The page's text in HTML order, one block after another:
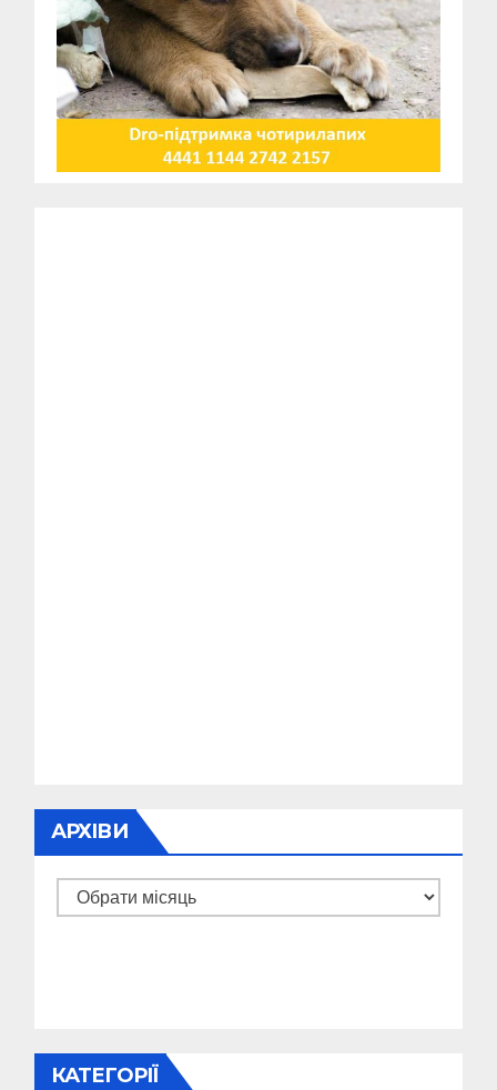
АРХІВИ
Архіви
КАТЕГОРІЇ